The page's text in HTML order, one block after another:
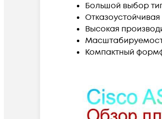
Большой выбор
Высокая
Компактный